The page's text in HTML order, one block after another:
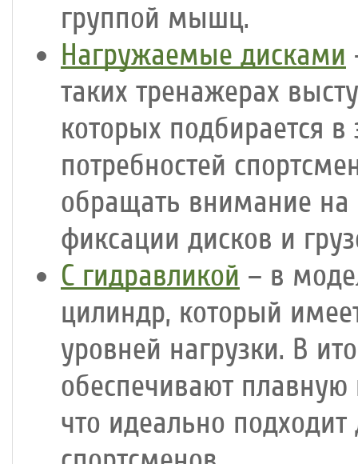
группой мышц.
Нагружаемые дисками
таких тренажерах
которых подбирается
потребностей
обращать внимание на
фиксации дисков и
С гидравликой – в
цилиндр, который
уровней нагрузки. В
обеспечивают
что идеально